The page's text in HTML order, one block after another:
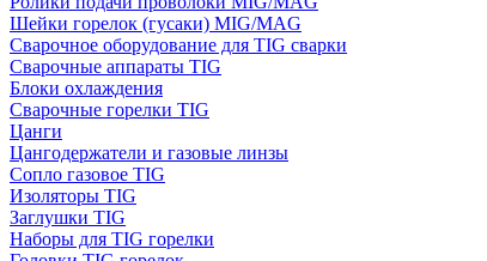
Шейки горелок (гусаки) MIG/MAG
Сварочное оборудование для TIG сварки
Сварочные аппараты TIG
Блоки охлаждения
Сварочные горелки TIG
Цанги
Цангодержатели и газовые линзы
Сопло газовое TIG
Изоляторы TIG
Заглушки TIG
Наборы для TIG горелки